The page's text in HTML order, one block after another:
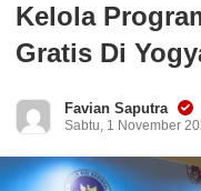
Kelola
Gratis Di
Favian Saputra
Sabtu, 1 November